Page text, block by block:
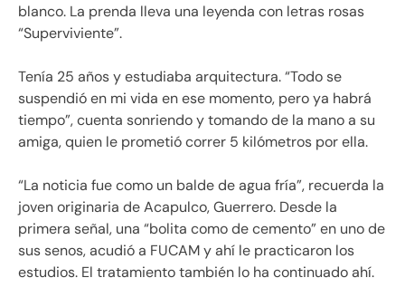
blanco. La prenda lleva una leyenda con letras rosas
“Superviviente”.
Tenía 25 años y estudiaba arquitectura. “Todo se
suspendió en mi vida en ese momento, pero ya habrá
tiempo”, cuenta sonriendo y tomando de la mano a su
amiga, quien le prometió correr 5 kilómetros por ella.
“La noticia fue como un balde de agua fría”, recuerda la
joven originaria de Acapulco, Guerrero. Desde la
primera señal, una “bolita como de cemento” en uno de
sus senos, acudió a FUCAM y ahí le practicaron los
estudios. El tratamiento también lo ha continuado ahí.